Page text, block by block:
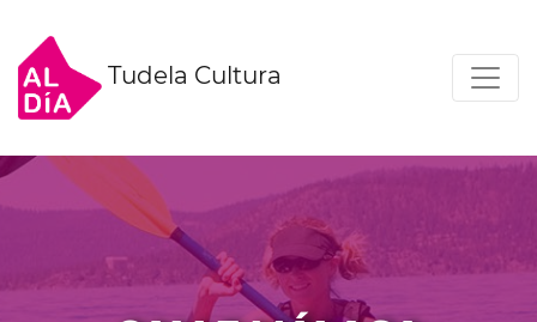
Tudela Cultura